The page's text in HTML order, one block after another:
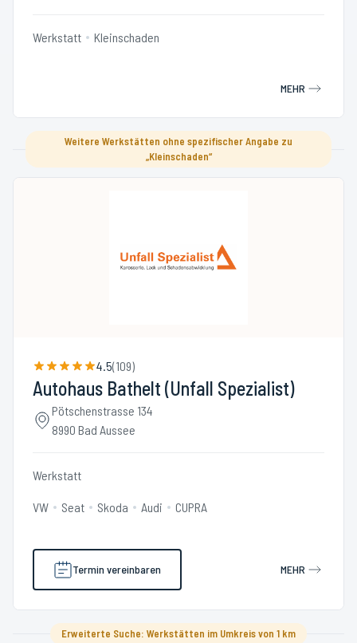
Werkstatt Kleinschaden
MEHR
Weitere Werkstätten ohne spezifischer Angabe zu
„Kleinschaden“
4.5(109)
Autohaus Bathelt (Unfall Spezialist)
Pötschenstrasse 134
8990 Bad Aussee
Werkstatt
VW Seat Skoda Audi CUPRA
Termin vereinbaren MEHR
Erweiterte Suche: Werkstätten im Umkreis von 1 km